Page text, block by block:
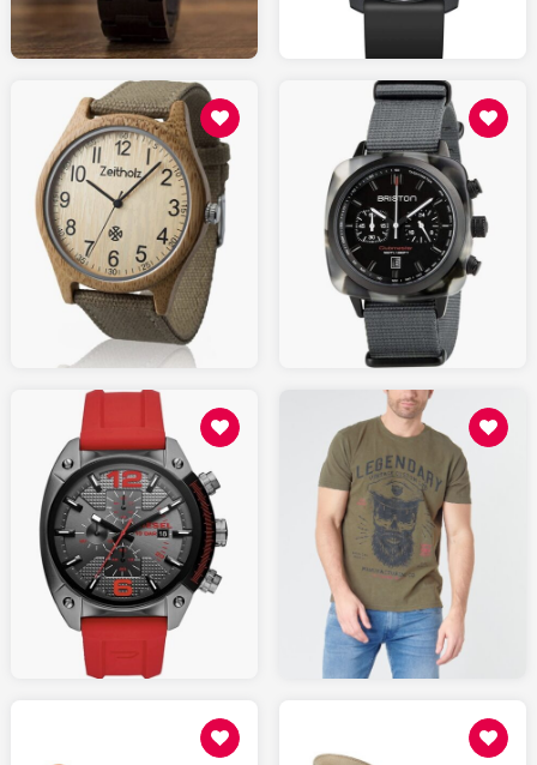
AMAZON.fr
70.00
AMAZON.fr
330.00
AMAZON.fr
145.00
AMAZON.fr
17.99
SPARTOO.fr